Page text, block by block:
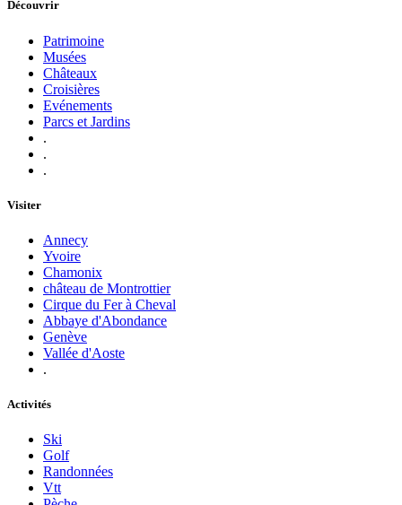
Découvrir
Patrimoine
Musées
Châteaux
Croisières
Evénements
Parcs et Jardins
.
.
.
Visiter
Annecy
Yvoire
Chamonix
château de Montrottier
Cirque du Fer à Cheval
Abbaye d'Abondance
Genève
Vallée d'Aoste
.
Activités
Ski
Golf
Randonnées
Vtt